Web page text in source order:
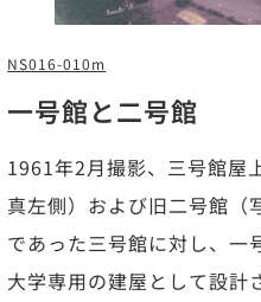
NS016-010m
一号館と二号館
1961年2月撮影、三号館屋
真左側）および旧二号館（
であった三号館に対し、一
大学専用の建屋として設計